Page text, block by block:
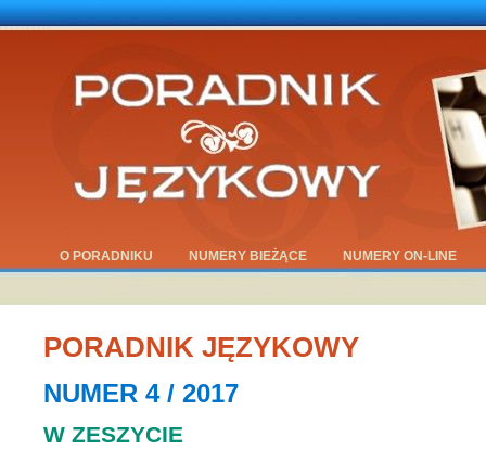
O PORADNIKU NUMERY BIEŻĄCE NUMERY ON-LINE
PORADNIK JĘZYKOWY
NUMER 4 / 2017
W ZESZYCIE